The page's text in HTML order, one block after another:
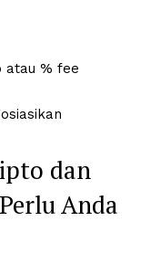
atau % fee
dan
Anda